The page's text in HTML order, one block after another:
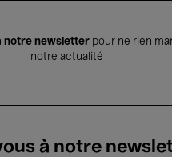
notre newsletterpour ne rien
notre actualité
à notre